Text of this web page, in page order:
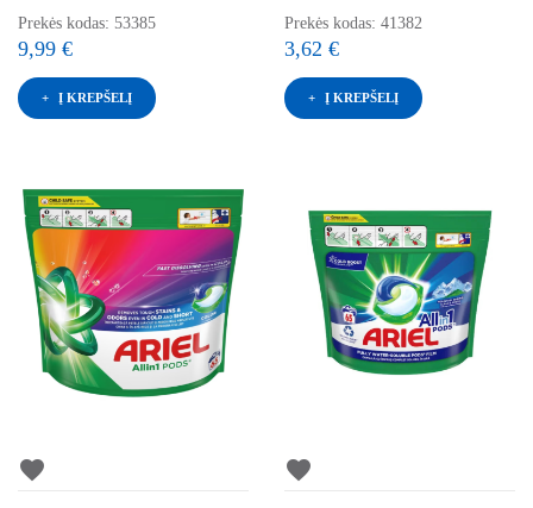
Prekės kodas: 53385
9,99 €
Į KREPŠELĮ
Prekės kodas: 41382
3,62 €
Į KREPŠELĮ
favorite favorite